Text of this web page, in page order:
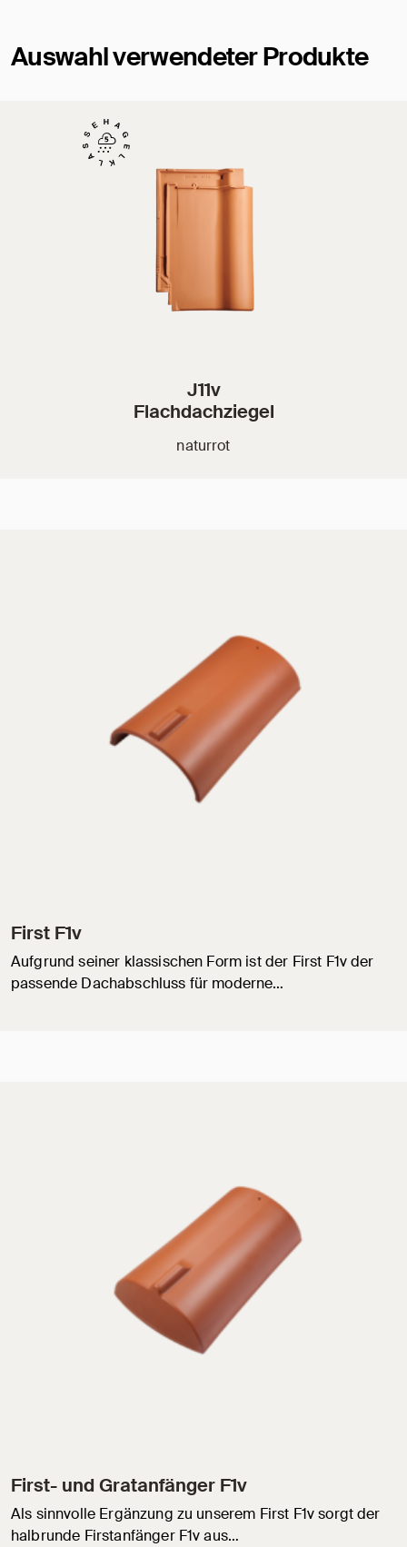
Auswahl verwendeter Produkte
J11v
Flachdachziegel
naturrot
First F1v
Aufgrund seiner klassischen Form ist der First F1v der
passende Dachabschluss für moderne…
First- und Gratanfänger F1v
Als sinnvolle Ergänzung zu unserem First F1v sorgt der
halbrunde Firstanfänger F1v aus…